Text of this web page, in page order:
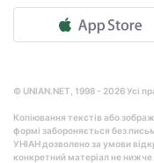
© UNIAN.NET, 1998 - 2026 Усі
Копіювання текстів або
формі забороняється без
УНІАН дозволено за умови
конкретний матеріал не